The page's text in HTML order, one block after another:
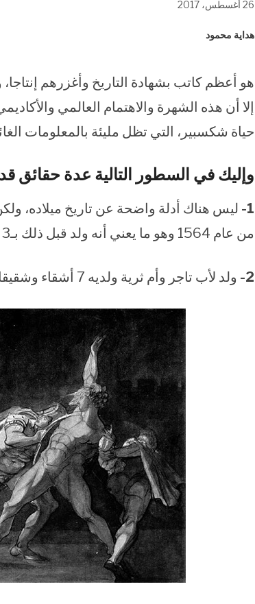
في في 26 أغسطس، 2017
هداية محمود
هو أعظم كاتب بشهادة التاريخ وأغزرهم
إلا أن هذه الشهرة والاهتمام العالمي
حياة شكسبير، التي تظل مليئة بالمعلومات
وإليك في السطور التالية عدة حقائق
1-
من عام 1564 وهو ما يعني أنه ولد قبل ذلك بـ3 أيام، أى يوم 23 إبريل وهو يوم وفاته عام 1616.
2- ولد لأب تاجر وأم ثرية ولديه 7 أشقاء وشقيقات.